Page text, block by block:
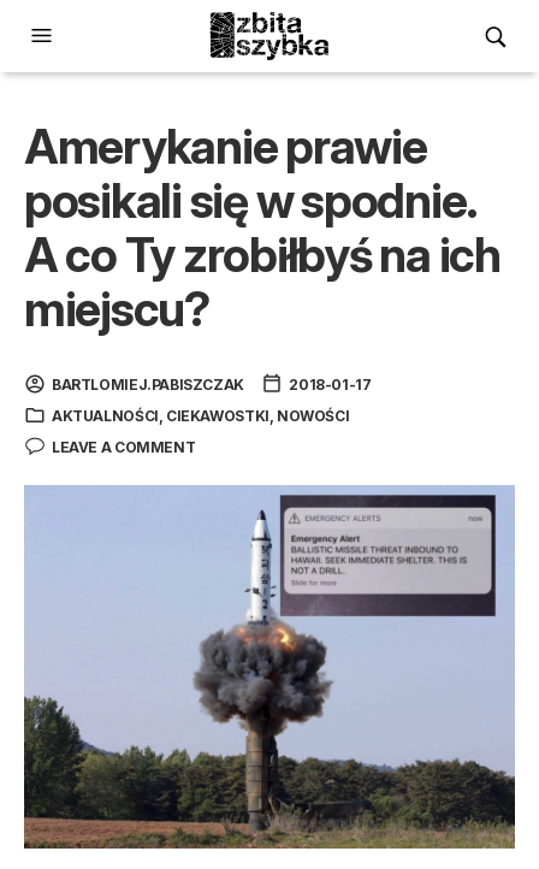
Amerykanie prawie
posikali się w spodnie.
A co Ty zrobiłbyś na ich
miejscu?
BARTLOMIEJ.PABISZCZAK
2018-01-17
AKTUALNOŚCI, CIEKAWOSTKI, NOWOŚCI
LEAVE A COMMENT